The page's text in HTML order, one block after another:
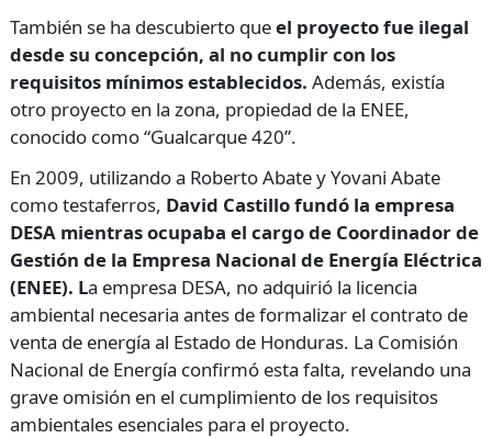
También se ha descubierto queel proyecto fue ilegal
desde su concepción, al no cumplir con los
requisitos mínimos establecidos. Además, existía
otro proyecto en la zona, propiedad de la ENEE,
conocido como “Gualcarque 420”.
En 2009, utilizando a Roberto Abate y Yovani Abate
como testaferros, David Castillo fundó la empresa
DESA mientras ocupaba el cargo de Coordinador de
Gestión de la Empresa Nacional de Energía Eléctrica
(ENEE). La empresa DESA, no adquirió la licencia
ambiental necesaria antes de formalizar el contrato de
venta de energía al Estado de Honduras. La Comisión
Nacional de Energía confirmó esta falta, revelando una
grave omisión en el cumplimiento de los requisitos
ambientales esenciales para el proyecto.